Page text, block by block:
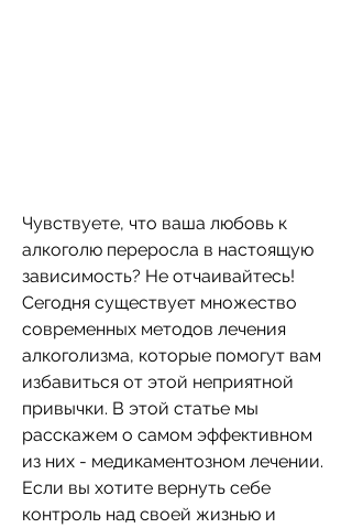
Чувствуете, что ваша любовь к
алкоголю переросла в настоящую
зависимость? Не отчаивайтесь!
Сегодня существует множество
современных методов лечения
алкоголизма, которые помогут вам
избавиться от этой неприятной
привычки. В этой статье мы
расскажем о самом эффективном
из них - медикаментозном лечении.
Если вы хотите вернуть себе
контроль над своей жизнью и